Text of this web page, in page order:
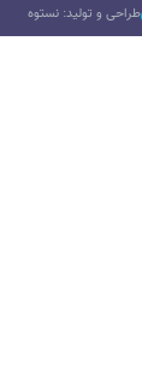
طراحی و تولید: نستوه